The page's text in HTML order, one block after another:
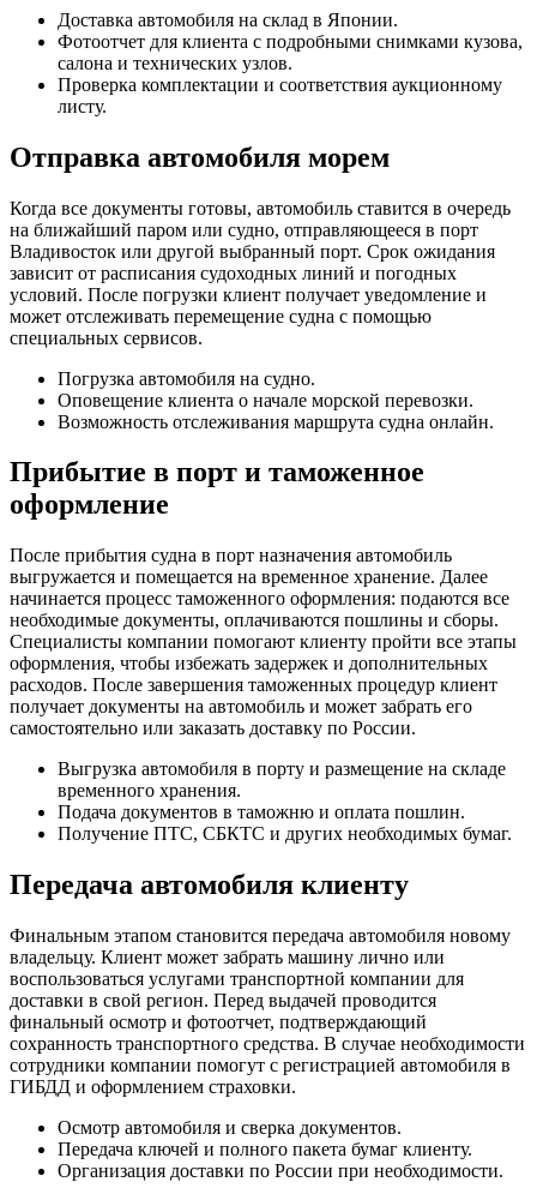
Доставка автомобиля на склад в Японии.
Фотоотчет для клиента с подробными снимками кузова,
салона и технических узлов.
Проверка комплектации и соответствия аукционному
листу.
Отправка автомобиля морем
Когда все документы готовы, автомобиль ставится в очередь
на ближайший паром или судно, отправляющееся в порт
Владивосток или другой выбранный порт. Срок ожидания
зависит от расписания судоходных линий и погодных
условий. После погрузки клиент получает уведомление и
может отслеживать перемещение судна с помощью
специальных сервисов.
Погрузка автомобиля на судно.
Оповещение клиента о начале морской перевозки.
Возможность отслеживания маршрута судна онлайн.
Прибытие в порт и таможенное
оформление
После прибытия судна в порт назначения автомобиль
выгружается и помещается на временное хранение. Далее
начинается процесс таможенного оформления: подаются все
необходимые документы, оплачиваются пошлины и сборы.
Специалисты компании помогают клиенту пройти все этапы
оформления, чтобы избежать задержек и дополнительных
расходов. После завершения таможенных процедур клиент
получает документы на автомобиль и может забрать его
самостоятельно или заказать доставку по России.
Выгрузка автомобиля в порту и размещение на складе
временного хранения.
Подача документов в таможню и оплата пошлин.
Получение ПТС, СБКТС и других необходимых бумаг.
Передача автомобиля клиенту
Финальным этапом становится передача автомобиля новому
владельцу. Клиент может забрать машину лично или
воспользоваться услугами транспортной компании для
доставки в свой регион. Перед выдачей проводится
финальный осмотр и фотоотчет, подтверждающий
сохранность транспортного средства. В случае необходимости
сотрудники компании помогут с регистрацией автомобиля в
ГИБДД и оформлением страховки.
Осмотр автомобиля и сверка документов.
Передача ключей и полного пакета бумаг клиенту.
Организация доставки по России при необходимости.